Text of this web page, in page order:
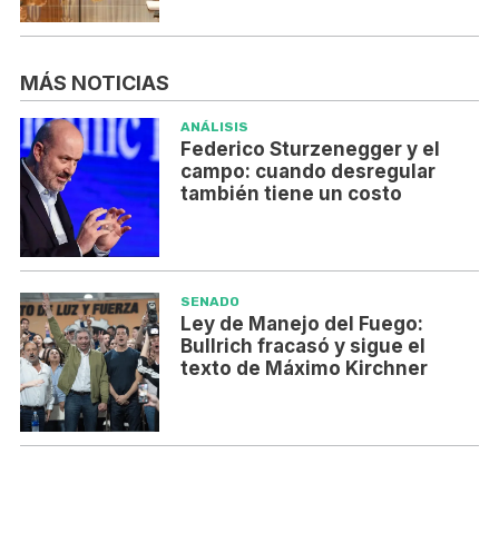
MÁS NOTICIAS
ANÁLISIS
Federico Sturzenegger y el
campo: cuando desregular
también tiene un costo
SENADO
Ley de Manejo del Fuego:
Bullrich fracasó y sigue el
texto de Máximo Kirchner